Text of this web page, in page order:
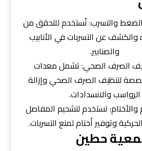
والتسرب: تُستخدم للتحقق من
عن التسربات في الأنابيب
والصنابير.
الصرف الصحي: تشمل معدات
لتنظيف الصرف الصحي وإزالة
الرواسب والانسدادات.
والأختام: تستخدم لتشحيم المفاصل
وتوفير أختام لمنع التسربات.
حطين